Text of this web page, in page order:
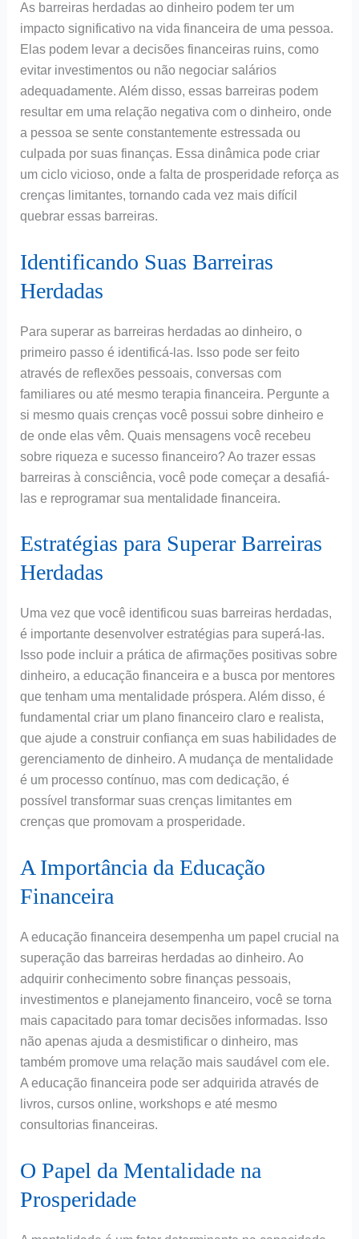
As barreiras herdadas ao dinheiro podem ter um
impacto significativo na vida financeira de uma pessoa.
Elas podem levar a decisões financeiras ruins, como
evitar investimentos ou não negociar salários
adequadamente. Além disso, essas barreiras podem
resultar em uma relação negativa com o dinheiro, onde
a pessoa se sente constantemente estressada ou
culpada por suas finanças. Essa dinâmica pode criar
um ciclo vicioso, onde a falta de prosperidade reforça as
crenças limitantes, tornando cada vez mais difícil
quebrar essas barreiras.
Identificando Suas Barreiras
Herdadas
Para superar as barreiras herdadas ao dinheiro, o
primeiro passo é identificá-las. Isso pode ser feito
através de reflexões pessoais, conversas com
familiares ou até mesmo terapia financeira. Pergunte a
si mesmo quais crenças você possui sobre dinheiro e
de onde elas vêm. Quais mensagens você recebeu
sobre riqueza e sucesso financeiro? Ao trazer essas
barreiras à consciência, você pode começar a desafiá-
las e reprogramar sua mentalidade financeira.
Estratégias para Superar Barreiras
Herdadas
Uma vez que você identificou suas barreiras herdadas,
é importante desenvolver estratégias para superá-las.
Isso pode incluir a prática de afirmações positivas sobre
dinheiro, a educação financeira e a busca por mentores
que tenham uma mentalidade próspera. Além disso, é
fundamental criar um plano financeiro claro e realista,
que ajude a construir confiança em suas habilidades de
gerenciamento de dinheiro. A mudança de mentalidade
é um processo contínuo, mas com dedicação, é
possível transformar suas crenças limitantes em
crenças que promovam a prosperidade.
A Importância da Educação
Financeira
A educação financeira desempenha um papel crucial na
superação das barreiras herdadas ao dinheiro. Ao
adquirir conhecimento sobre finanças pessoais,
investimentos e planejamento financeiro, você se torna
mais capacitado para tomar decisões informadas. Isso
não apenas ajuda a desmistificar o dinheiro, mas
também promove uma relação mais saudável com ele.
A educação financeira pode ser adquirida através de
livros, cursos online, workshops e até mesmo
consultorias financeiras.
O Papel da Mentalidade na
Prosperidade